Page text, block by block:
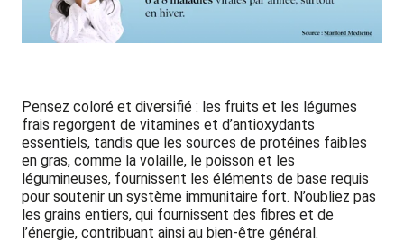
Pensez coloré et diversifié : les fruits et les légumes
frais regorgent de vitamines et d’antioxydants
essentiels, tandis que les sources de protéines faibles
en gras, comme la volaille, le poisson et les
légumineuses, fournissent les éléments de base requis
pour soutenir un système immunitaire fort. N’oubliez pas
les grains entiers, qui fournissent des fibres et de
l’énergie, contribuant ainsi au bien-être général.